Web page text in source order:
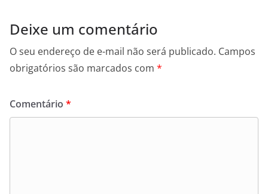
Deixe um comentário
O seu endereço de e-mail não será publicado. Campos
obrigatórios são marcados com *
Comentário *